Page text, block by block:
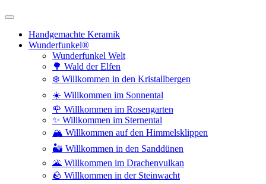
Handgemachte Keramik
Wunderfunkel®
Wunderfunkel Welt
🌳 Wald der Elfen
❄️ Willkommen in den Kristallbergen
☀️ Willkommen im Sonnental
🌹 Willkommen im Rosengarten
✨ Willkommen im Sternental
🏔️ Willkommen auf den Himmelsklippen
🏜️ Willkommen in den Sanddünen
🌋 Willkommen im Drachenvulkan
🪨 Willkommen in der Steinwacht